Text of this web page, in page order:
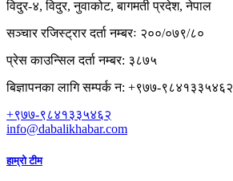
विदुर-४, विदुर, नुवाकोट, बागमती प्रदेश, नेपाल
सञ्चार रजिस्ट्रार दर्ता नम्बरः २००/०७९/८०
प्रेस काउन्सिल दर्ता नम्बर: ३८७५
बिज्ञापनका लागि सम्पर्क न: +९७७-९८४१३३५४६२
+९७७-९८४१३३५४६२
info@dabalikhabar.com
हाम्रो टीम